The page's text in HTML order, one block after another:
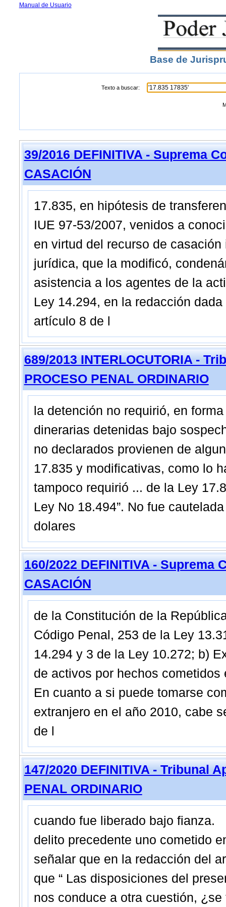
Manual de Usuario
Base de
Texto a buscar:
39/2016 DEFINITIVA - Suprema
CASACIÓN
17.835, en hipótesis de
IUE 97-53/2007, venidos a
en virtud del recurso de
jurídica, que la modificó,
asistencia a los agentes de la
Ley 14.294, en la redacción
artículo 8 de l
689/2013 INTERLOCUTORIA -
PROCESO PENAL ORDINARIO
la detención no requirió, en
dinerarias detenidas bajo
no declarados provienen de
17.835 y modificativas, como lo
tampoco requirió ... de la Ley
Ley No 18.494”. No fue
dolares
160/2022 DEFINITIVA - Suprema
CASACIÓN
de la Constitución de la
Código Penal, 253 de la Ley
14.294 y 3 de la Ley 10.272; b)
de activos por hechos
En cuanto a si puede tomarse
extranjero en el año 2010, cabe
de l
147/2020 DEFINITIVA - Tribunal
PENAL ORDINARIO
cuando fue liberado bajo
delito precedente uno cometido
señalar que en la redacción del
que “ Las disposiciones del
nos conduce a otra cuestión,